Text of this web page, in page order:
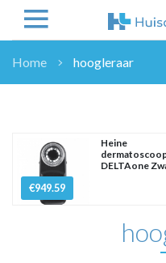
OVERHEID
Home hoogleraar
€949.59
Heine
DELTAone